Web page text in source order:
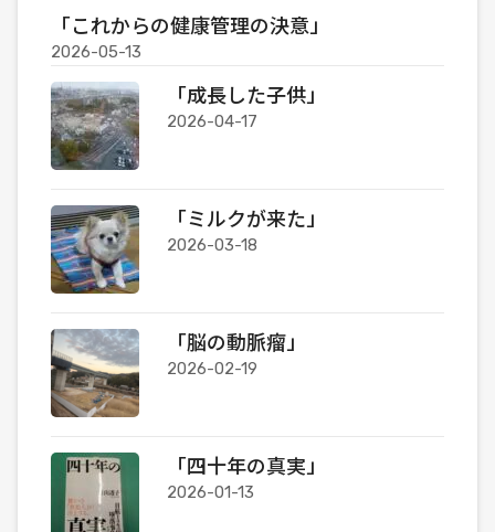
「これからの健康管理の決意」
2026-05-13
「成長した子供」
2026-04-17
「ミルクが来た」
2026-03-18
「脳の動脈瘤」
2026-02-19
「四十年の真実」
2026-01-13